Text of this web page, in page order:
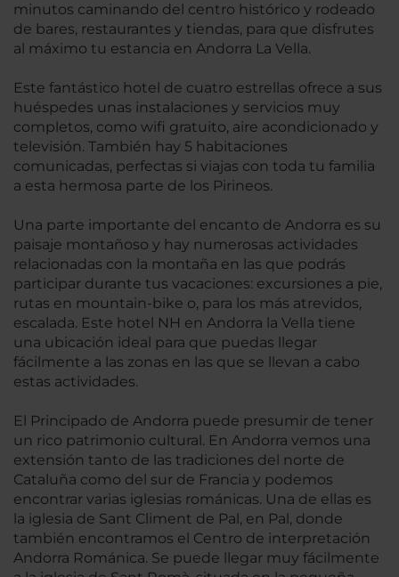
minutos caminando del centro histórico y rodeado
de bares, restaurantes y tiendas, para que disfrutes
al máximo tu estancia en Andorra La Vella.
Este fantástico hotel de cuatro estrellas ofrece a sus
huéspedes unas instalaciones y servicios muy
completos, como wifi gratuito, aire acondicionado y
televisión. También hay 5 habitaciones
comunicadas, perfectas si viajas con toda tu familia
a esta hermosa parte de los Pirineos.
Una parte importante del encanto de Andorra es su
paisaje montañoso y hay numerosas actividades
relacionadas con la montaña en las que podrás
participar durante tus vacaciones: excursiones a pie,
rutas en mountain-bike o, para los más atrevidos,
escalada. Este hotel NH en Andorra la Vella tiene
una ubicación ideal para que puedas llegar
fácilmente a las zonas en las que se llevan a cabo
estas actividades.
El Principado de Andorra puede presumir de tener
un rico patrimonio cultural. En Andorra vemos una
extensión tanto de las tradiciones del norte de
Cataluña como del sur de Francia y podemos
encontrar varias iglesias románicas. Una de ellas es
la iglesia de Sant Climent de Pal, en Pal, donde
también encontramos el Centro de interpretación
Andorra Románica. Se puede llegar muy fácilmente